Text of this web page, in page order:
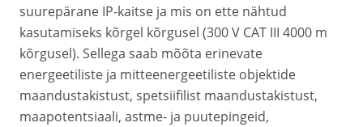
suurepärane IP-kaitse ja mis on ette nähtud
kasutamiseks kõrgel kõrgusel (300 V CAT III 4000 m
kõrgusel). Sellega saab mõõta erinevate
energeetiliste ja mitteenergeetiliste objektide
maandustakistust, spetsiifilist maandustakistust,
maapotentsiaali, astme- ja puutepingeid,